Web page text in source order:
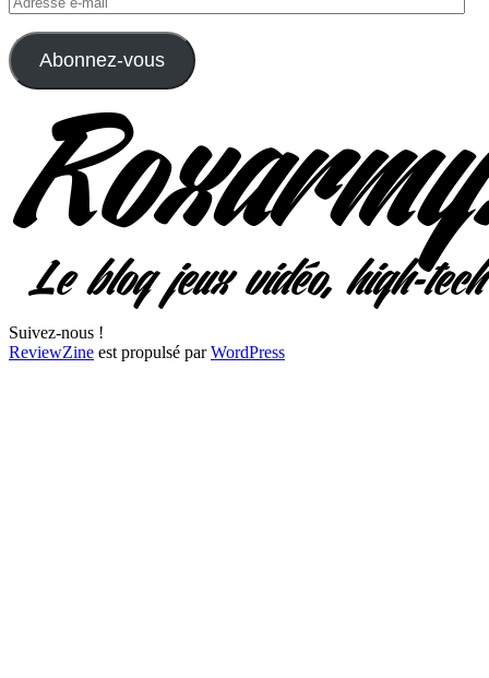
e-
mail
Abonnez-vous
Suivez-nous !
ReviewZine est propulsé parWordPress